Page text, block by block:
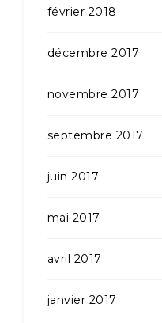
février 2018
décembre 2017
novembre 2017
septembre 2017
juin 2017
mai 2017
avril 2017
janvier 2017